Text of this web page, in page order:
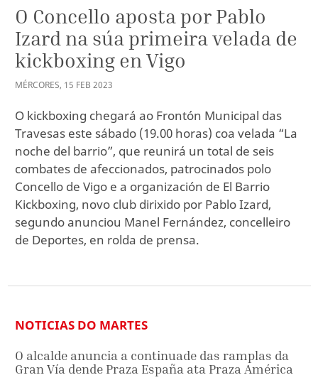
O Concello aposta por Pablo
Izard na súa primeira velada de
kickboxing en Vigo
MÉRCORES, 15 FEB 2023
O kickboxing chegará ao Frontón Municipal das
Travesas este sábado (19.00 horas) coa velada “La
noche del barrio”, que reunirá un total de seis
combates de afeccionados, patrocinados polo
Concello de Vigo e a organización de El Barrio
Kickboxing, novo club dirixido por Pablo Izard,
segundo anunciou Manel Fernández, concelleiro
de Deportes, en rolda de prensa.
NOTICIAS DO MARTES
O alcalde anuncia a continuade das ramplas da
Gran Vía dende Praza España ata Praza América